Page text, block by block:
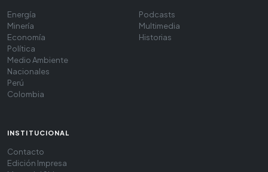
Energía
Minería
Economía
Política
Medio Ambiente
Nacionales
Perú
Colombia
Podcasts
Multimedia
Historias
INSTITUCIONAL
Contacto
Edición Impresa